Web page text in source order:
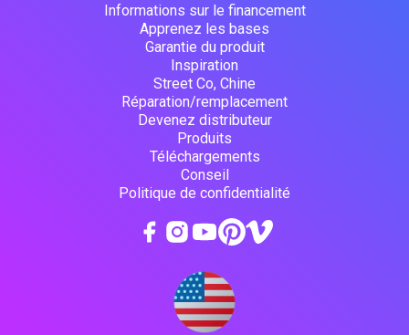
Informations sur le financement
Apprenez les bases
Garantie du produit
Inspiration
Street Co, Chine
Réparation/remplacement
Devenez distributeur
Produits
Téléchargements
Conseil
Politique de confidentialité